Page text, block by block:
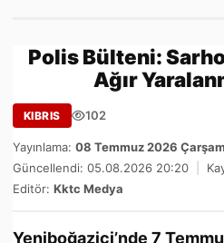
Polis Bülteni:
Ağır
KIBRIS 102
Yayınlama: 08 Temmuz 2026
Güncellendi: 05.08.2026 20:20
Editör: Kktc Medya
Yeniboğaziçi’nde 7